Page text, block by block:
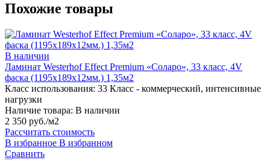
Похожие товары
В наличии
Ламинат Westerhof Effect Premium «Соларо», 33 класс, 4V
фаска (1195х189х12мм.) 1,35м2
Класс использования: 33 Класс - коммерческий, интенсивные
нагрузки
Наличие товара: В наличии
2 350 руб./м2
Рассчитать стоимость
В избранное В избранном
Сравнить